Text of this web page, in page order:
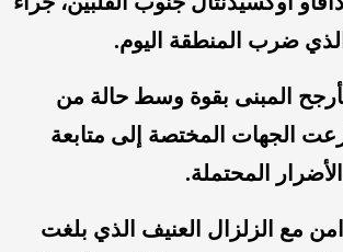
الذي ضرب المنطقة اليوم.
المبنى بقوة وسط حالة من
الجهات المختصة إلى متابعة
المحتملة.
مع الزلزال العنيف الذي بلغت